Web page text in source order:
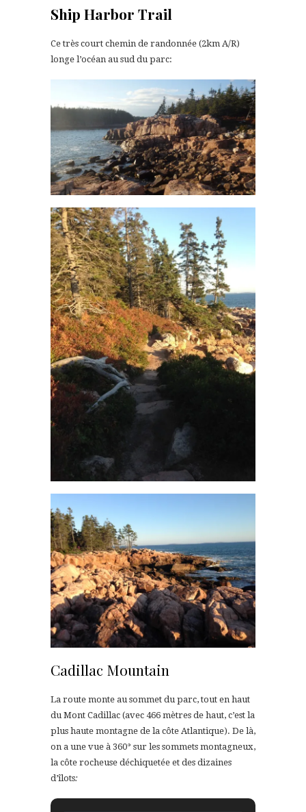
Ship Harbor Trail
Ce très court chemin de randonnée (2km A/R)
longe l’océan au sud du parc:
Cadillac Mountain
La route monte au sommet du parc, tout en haut
du Mont Cadillac (avec 466 mètres de haut, c’est la
plus haute montagne de la côte Atlantique). De là,
on a une vue à 360° sur les sommets montagneux,
la côte rocheuse déchiquetée et des dizaines
d’îlots: